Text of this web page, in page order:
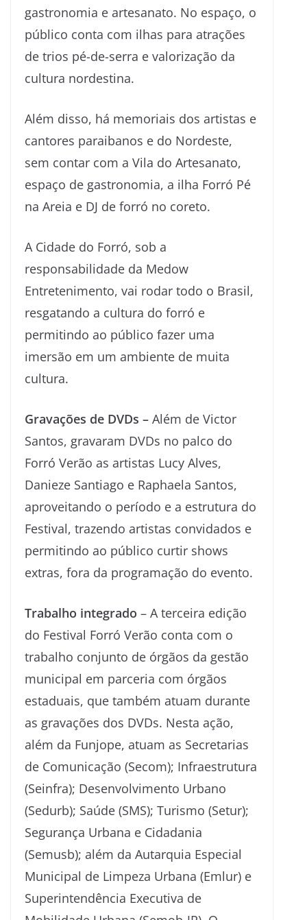
gastronomia e artesanato. No espaço, o
público conta com ilhas para atrações
de trios pé-de-serra e valorização da
cultura nordestina.
Além disso, há memoriais dos artistas e
cantores paraibanos e do Nordeste,
sem contar com a Vila do Artesanato,
espaço de gastronomia, a ilha Forró Pé
na Areia e DJ de forró no coreto.
A Cidade do Forró, sob a
responsabilidade da Medow
Entretenimento, vai rodar todo o Brasil,
resgatando a cultura do forró e
permitindo ao público fazer uma
imersão em um ambiente de muita
cultura.
Gravações de DVDs – Além de Victor
Santos, gravaram DVDs no palco do
Forró Verão as artistas Lucy Alves,
Danieze Santiago e Raphaela Santos,
aproveitando o período e a estrutura do
Festival, trazendo artistas convidados e
permitindo ao público curtir shows
extras, fora da programação do evento.
Trabalho integrado – A terceira edição
do Festival Forró Verão conta com o
trabalho conjunto de órgãos da gestão
municipal em parceria com órgãos
estaduais, que também atuam durante
as gravações dos DVDs. Nesta ação,
além da Funjope, atuam as Secretarias
de Comunicação (Secom); Infraestrutura
(Seinfra); Desenvolvimento Urbano
(Sedurb); Saúde (SMS); Turismo (Setur);
Segurança Urbana e Cidadania
(Semusb); além da Autarquia Especial
Municipal de Limpeza Urbana (Emlur) e
Superintendência Executiva de